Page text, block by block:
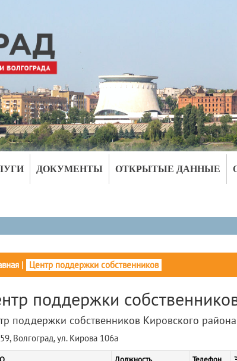
ДОКУМЕНТЫ ОТКРЫТЫЕ ДАННЫЕ
| Центр поддержки собственников
поддержки
поддержки собственников Кировского
Волгоград, ул. Кирова 106а